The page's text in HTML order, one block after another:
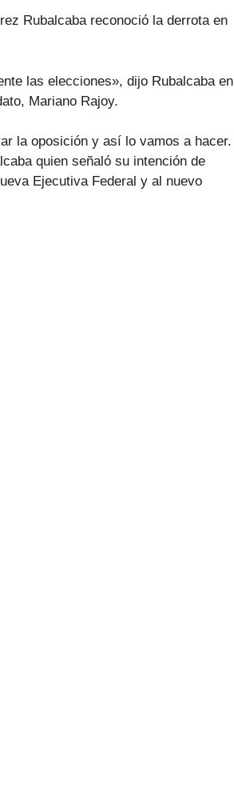
Rubalcaba reconoció la derrota en
las elecciones», dijo Rubalcaba en
Mariano Rajoy.
la oposición y así lo vamos a hacer.
quien señaló su intención de
Ejecutiva Federal y al nuevo